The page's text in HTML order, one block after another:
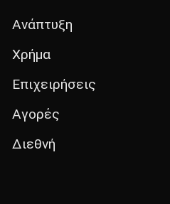
Ανάπτυξη
Χρήμα
Επιχειρήσεις
Αγορές
Διεθνή